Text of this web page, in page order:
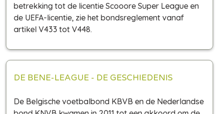
betrekking tot de licentie Scooore Super League en
de UEFA-licentie, zie het bondsreglement vanaf
artikel V433 tot V448.
DE BENE-LEAGUE - DE GESCHIEDENIS
De Belgische voetbalbond KBVB en de Nederlandse